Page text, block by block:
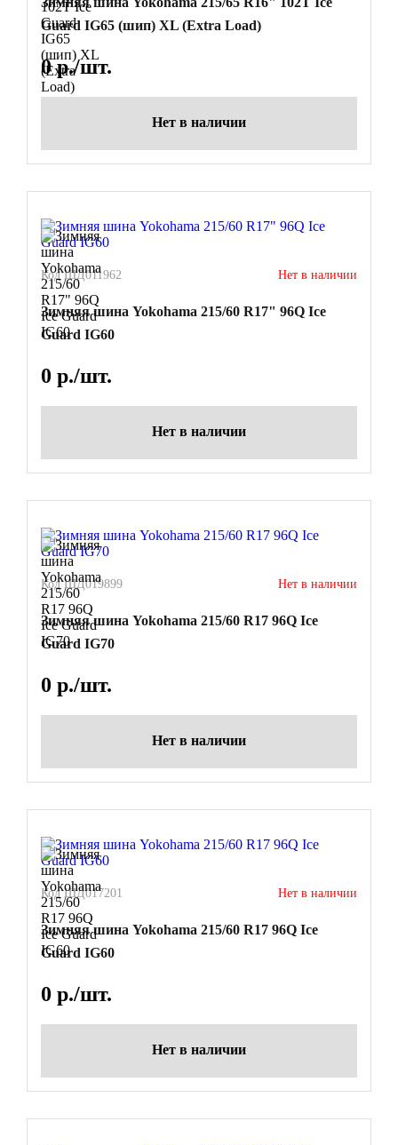
Guard IG65 (шип) XL (Extra Load)
0р./шт.
Нет в наличии
Код ШД011962 Нет в наличии
Зимняя шина Yokohama 215/60 R17" 96Q Ice
Guard IG60
0 р./шт.
Нет в наличии
Код ШД019899 Нет в наличии
Зимняя шина Yokohama 215/60 R17 96Q Ice
Guard IG70
0 р./шт.
Нет в наличии
Код ШД017201 Нет в наличии
Зимняя шина Yokohama 215/60 R17 96Q Ice
Guard IG60
0 р./шт.
Нет в наличии